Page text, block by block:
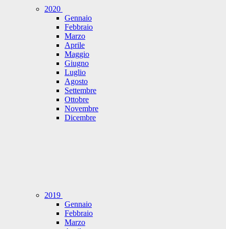
2020
Gennaio
Febbraio
Marzo
Aprile
Maggio
Giugno
Luglio
Agosto
Settembre
Ottobre
Novembre
Dicembre
2019
Gennaio
Febbraio
Marzo